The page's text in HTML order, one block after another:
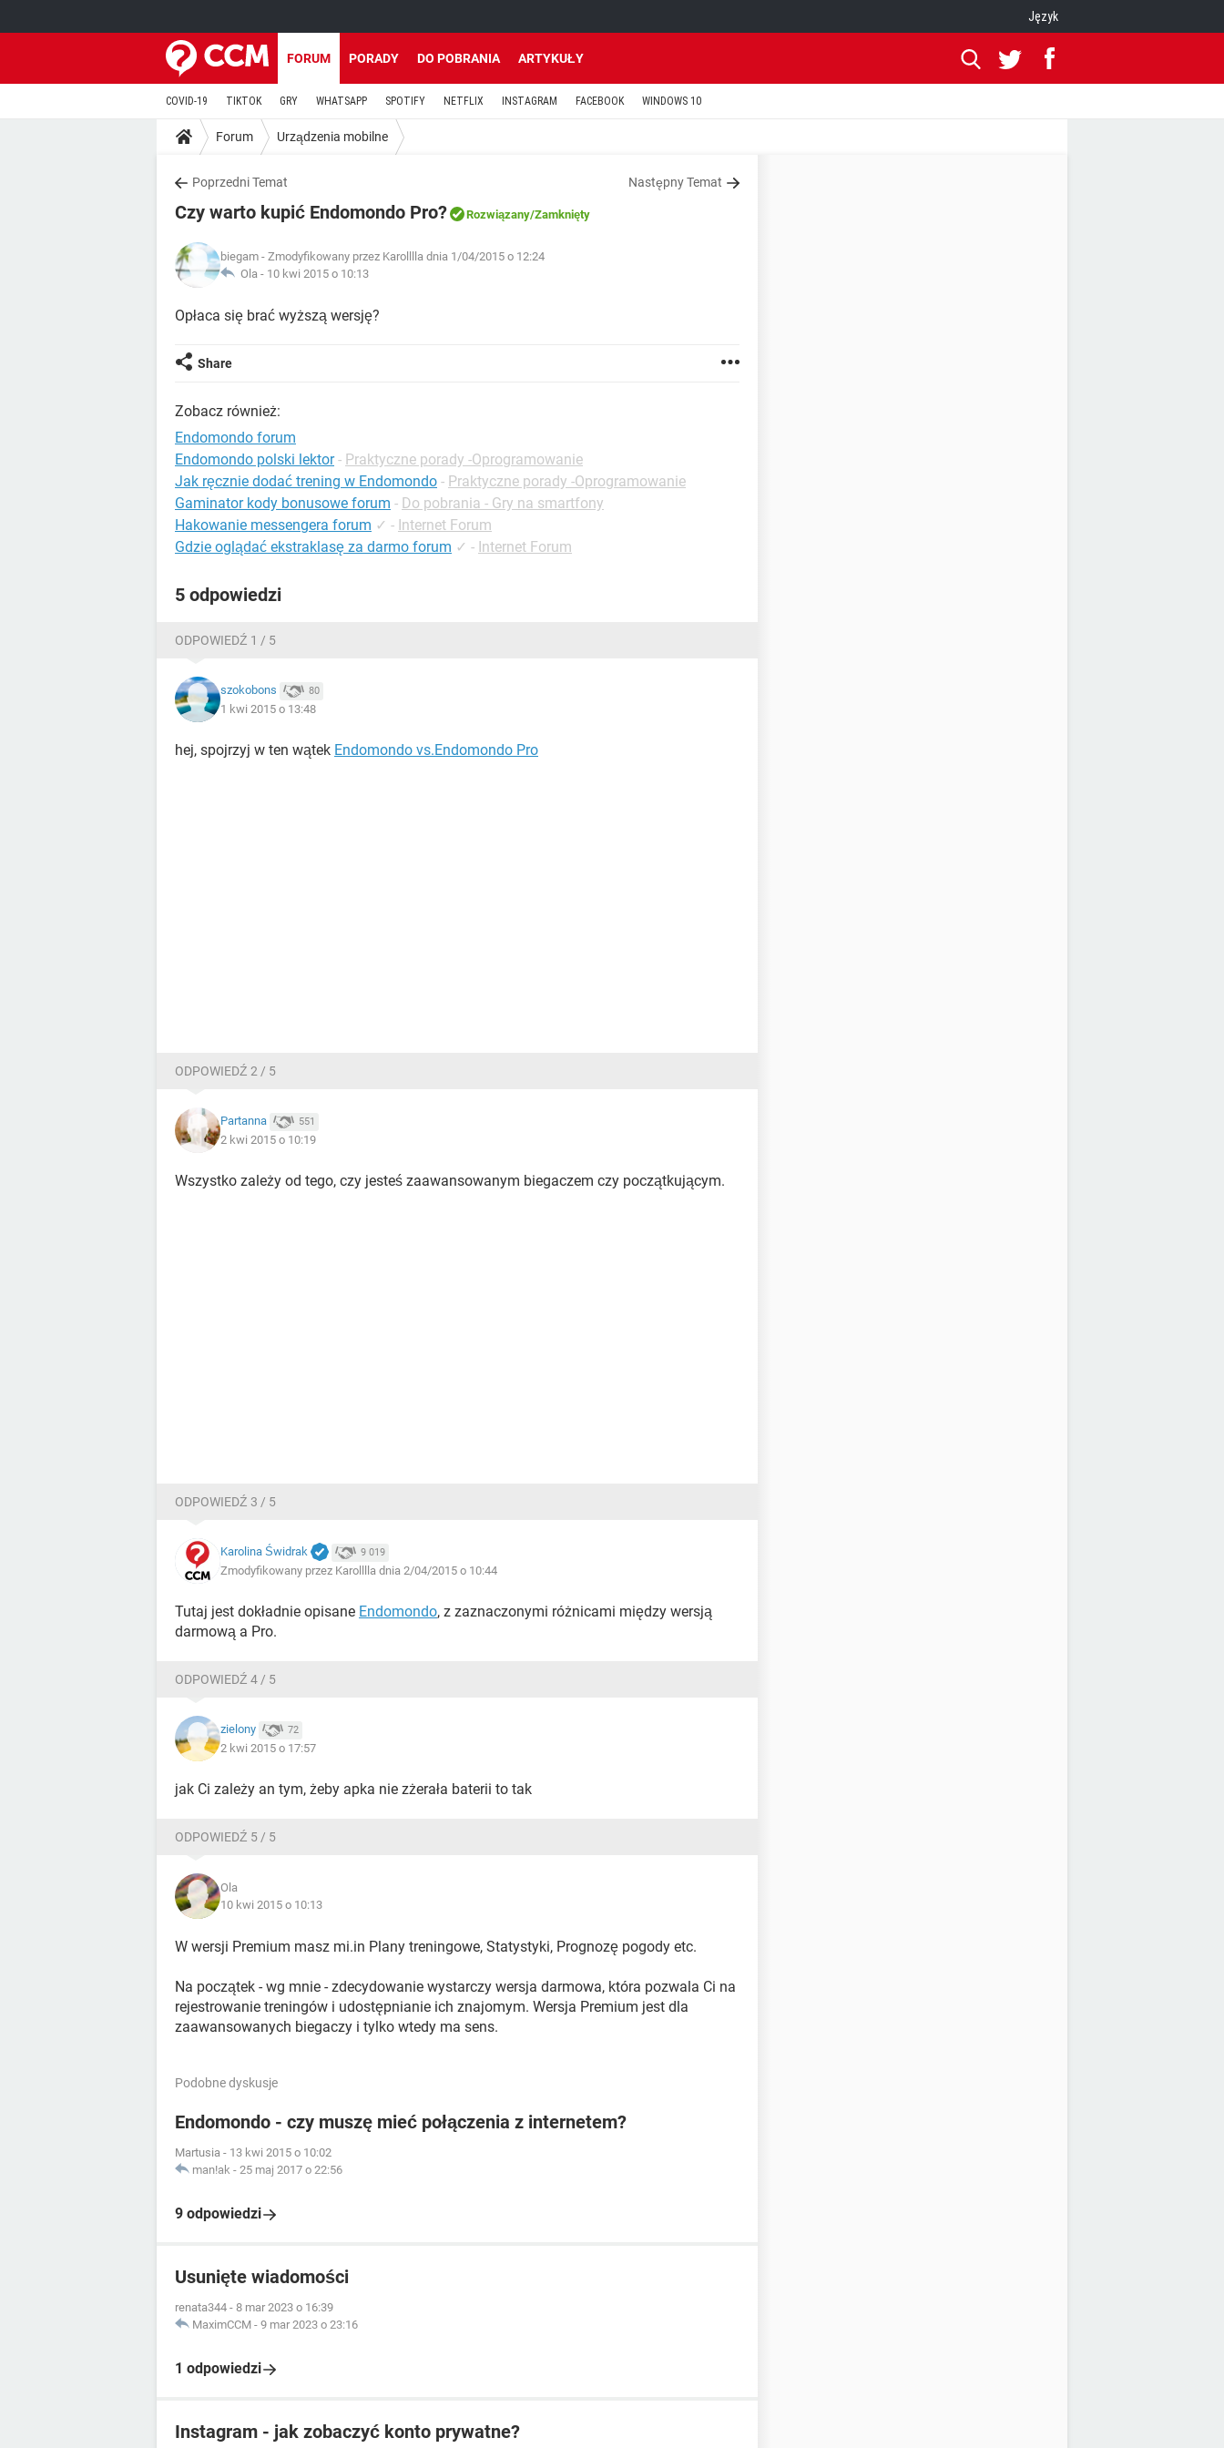
Język
FORUM PORADY DO POBRANIA ARTYKUŁY
COVID-19 TIKTOK GRY WHATSAPP SPOTIFY NETFLIX INSTAGRAM FACEBOOK WINDOWS 10
Forum Urządzenia mobilne
Poprzedni Temat Następny Temat
Czy warto kupić Endomondo Pro? Rozwiązany/Zamknięty
biegam - Zmodyfikowany przez Karolllla dnia 1/04/2015 o 12:24
Ola - 10 kwi 2015 o 10:13
Opłaca się brać wyższą wersję?
Share
Zobacz również:
Endomondo forum
Endomondo polski lektor - Praktyczne porady -Oprogramowanie
Jak ręcznie dodać trening w Endomondo - Praktyczne porady -Oprogramowanie
Gaminator kody bonusowe forum - Do pobrania - Gry na smartfony
Hakowanie messengera forum ✓ - Internet Forum
Gdzie oglądać ekstraklasę za darmo forum ✓ - Internet Forum
5 odpowiedzi
ODPOWIEDŹ 1 / 5
szokobons 80
1 kwi 2015 o 13:48
hej, spojrzyj w ten wątek Endomondo vs.Endomondo Pro
ODPOWIEDŹ 2 / 5
Partanna 551
2 kwi 2015 o 10:19
Wszystko zależy od tego, czy jesteś zaawansowanym biegaczem czy początkującym.
ODPOWIEDŹ 3 / 5
Karolina Świdrak 9 019
Zmodyfikowany przez Karolllla dnia 2/04/2015 o 10:44
Tutaj jest dokładnie opisane Endomondo, z zaznaczonymi różnicami między wersją
darmową a Pro.
ODPOWIEDŹ 4 / 5
zielony 72
2 kwi 2015 o 17:57
jak Ci zależy an tym, żeby apka nie zżerała baterii to tak
ODPOWIEDŹ 5 / 5
Ola
10 kwi 2015 o 10:13
W wersji Premium masz mi.in Plany treningowe, Statystyki, Prognozę pogody etc.
Na początek - wg mnie - zdecydowanie wystarczy wersja darmowa, która pozwala Ci na
rejestrowanie treningów i udostępnianie ich znajomym. Wersja Premium jest dla
zaawansowanych biegaczy i tylko wtedy ma sens.
Podobne dyskusje
Endomondo - czy muszę mieć połączenia z internetem?
Martusia - 13 kwi 2015 o 10:02
man!ak - 25 maj 2017 o 22:56
9 odpowiedzi
Usunięte wiadomości
renata344 - 8 mar 2023 o 16:39
MaximCCM - 9 mar 2023 o 23:16
1 odpowiedzi
Instagram - jak zobaczyć konto prywatne?